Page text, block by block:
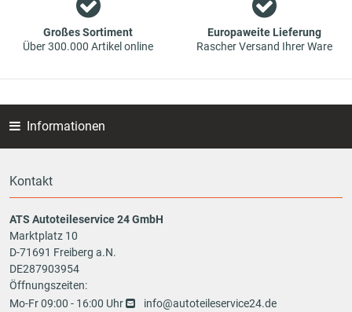
garantiert günstigen Preisen.
Großes Sortiment
Über 300.000 Artikel online
Europaweite Lieferung
Rascher Versand Ihrer Ware
Informationen
Kontakt
ATS Autoteileservice 24 GmbH
Marktplatz 10
D-71691 Freiberg a.N.
DE287903954
Öffnungszeiten:
Mo-Fr 09:00 - 16:00 Uhr
info@autoteileservice24.de